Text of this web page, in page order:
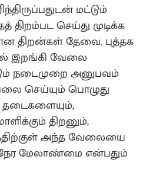
மட்டும்
திறம்பட செய்து முடிக்க
திறன்கள் தேவை. புத்தக
இறங்கி வேலை
நடைமுறை அனுபவம்
செய்யும் பொழுது
தடைகளையும்,
திறனும்,
அந்த வேலையை
நேர மேலாண்மை என்பதும்